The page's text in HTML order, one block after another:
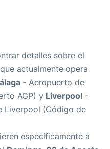
detalles sobre el
actualmente opera
- Aeropuerto de
AGP) y Liverpool -
Liverpool (Código de
específicamente a